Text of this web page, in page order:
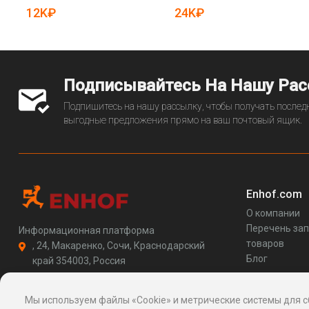
19080370)
12K₽ 24K₽
Подписывайтесь На Нашу
Подпишитесь на нашу рассылку, чтобы получать
выгодные предложения прямо на ваш почтовый ящик.
Информационная платформа
, 24, Макаренко, Сочи, Краснодарский
край 354003, Россия
http://enhof.com
Enhof.com
О компании
Перечень
товаров
Блог
Мы используем файлы «Cookie» и метрические системы для